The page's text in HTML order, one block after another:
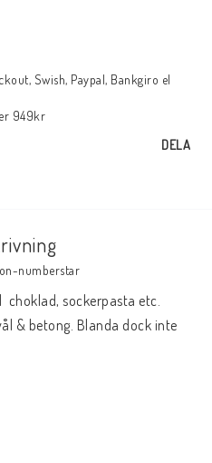
Swish, Paypal, Bankgiro el
949kr
DELA
numberstar
choklad, sockerpasta etc.
& betong. Blanda dock inte